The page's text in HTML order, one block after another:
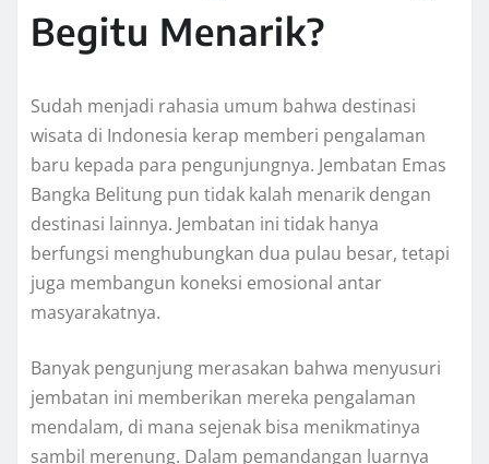
Begitu Menarik?
Sudah menjadi rahasia umum bahwa destinasi
wisata di Indonesia kerap memberi pengalaman
baru kepada para pengunjungnya. Jembatan Emas
Bangka Belitung pun tidak kalah menarik dengan
destinasi lainnya. Jembatan ini tidak hanya
berfungsi menghubungkan dua pulau besar, tetapi
juga membangun koneksi emosional antar
masyarakatnya.
Banyak pengunjung merasakan bahwa menyusuri
jembatan ini memberikan mereka pengalaman
mendalam, di mana sejenak bisa menikmatinya
sambil merenung. Dalam pemandangan luarnya